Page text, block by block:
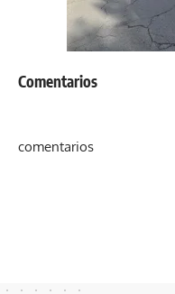
Comentarios
comentarios